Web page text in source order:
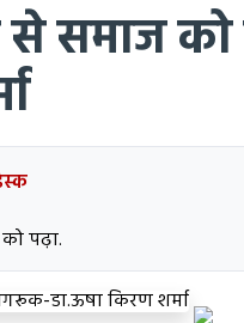
से समाज
पढ़ा.